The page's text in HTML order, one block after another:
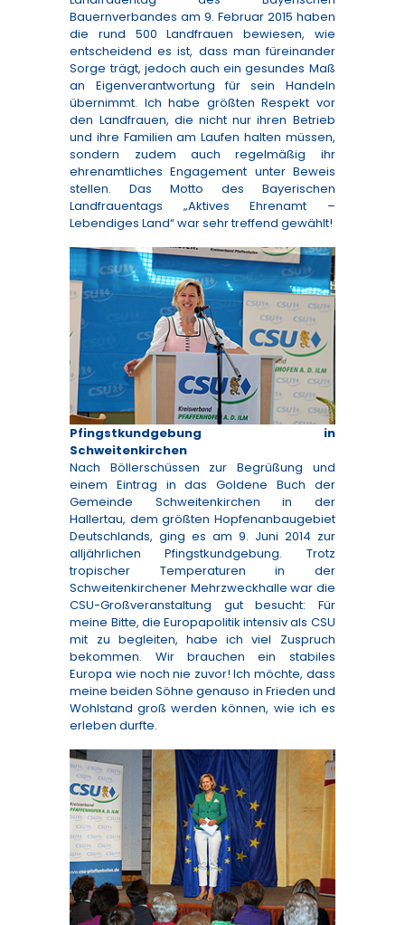
Bauernverbandes am 9. Februar 2015 haben
die rund 500 Landfrauen bewiesen, wie
entscheidend es ist, dass man füreinander
Sorge trägt, jedoch auch ein gesundes Maß
an Eigenverantwortung für sein Handeln
übernimmt. Ich habe größten Respekt vor
den Landfrauen, die nicht nur ihren Betrieb
und ihre Familien am Laufen halten müssen,
sondern zudem auch regelmäßig ihr
ehrenamtliches Engagement unter Beweis
stellen. Das Motto des Bayerischen
Landfrauentags „Aktives Ehrenamt –
Lebendiges Land“ war sehr treffend gewählt!
Pfingstkundgebung in
Schweitenkirchen
Nach Böllerschüssen zur Begrüßung und
einem Eintrag in das Goldene Buch der
Gemeinde Schweitenkirchen in der
Hallertau, dem größten Hopfenanbaugebiet
Deutschlands, ging es am 9. Juni 2014 zur
alljährlichen Pfingstkundgebung. Trotz
tropischer Temperaturen in der
Schweitenkirchener Mehrzweckhalle war die
CSU-Großveranstaltung gut besucht: Für
meine Bitte, die Europapolitik intensiv als CSU
mit zu begleiten, habe ich viel Zuspruch
bekommen. Wir brauchen ein stabiles
Europa wie noch nie zuvor! Ich möchte, dass
meine beiden Söhne genauso in Frieden und
Wohlstand groß werden können, wie ich es
erleben durfte.